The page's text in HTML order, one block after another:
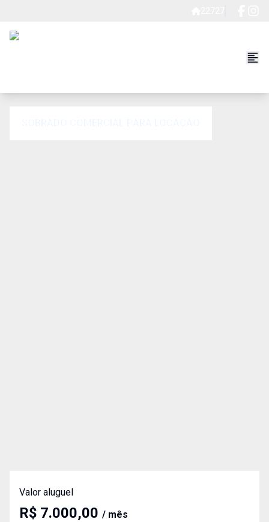
Valor aluguel
R$ 7.000,00 / mês